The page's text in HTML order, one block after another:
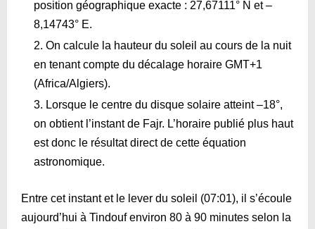
position géographique exacte : 27,67111° N et –
8,14743° E.
On calcule la hauteur du soleil au cours de la nuit
en tenant compte du décalage horaire GMT+1
(Africa/Algiers).
Lorsque le centre du disque solaire atteint –18°,
on obtient l’instant de Fajr. L’horaire publié plus haut
est donc le résultat direct de cette équation
astronomique.
Entre cet instant et le lever du soleil (07:01), il s’écoule
aujourd’hui à Tindouf environ 80 à 90 minutes selon la